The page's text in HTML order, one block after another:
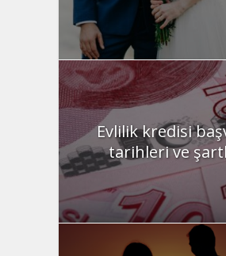
Evlilik kredisi
tarihleri ve